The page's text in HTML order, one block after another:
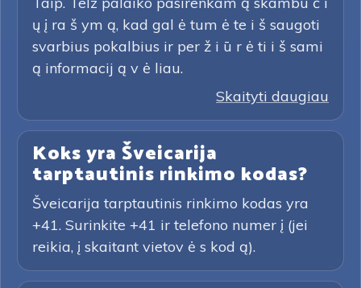
ų į ra š ym ą, kad gal ė tum ė te i š saugoti
svarbius pokalbius ir per ž i ū r ė ti i š sami
ą informacij ą v ė liau.
Skaityti daugiau
Koks yra Šveicarija
tarptautinis rinkimo kodas?
Šveicarija tarptautinis rinkimo kodas yra
+41. Surinkite +41 ir telefono numer į (jei
reikia, į skaitant vietov ė s kod ą).